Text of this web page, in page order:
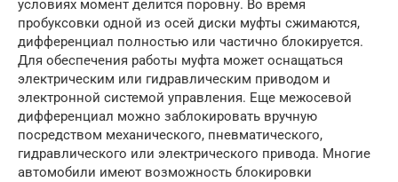
условиях момент делится поровну. Во время
пробуксовки одной из осей диски муфты сжимаются,
дифференциал полностью или частично блокируется.
Для обеспечения работы муфта может оснащаться
электрическим или гидравлическим приводом и
электронной системой управления. Еще межосевой
дифференциал можно заблокировать вручную
посредством механического, пневматического,
гидравлического или электрического привода. Многие
автомобили имеют возможность блокировки